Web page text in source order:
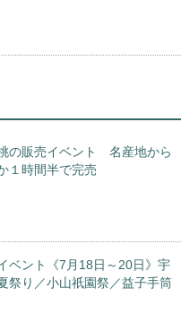
の販売イベント 名産地から
１時間半で完売
ベント《7月18日～20日》宇
祭り／小山祇園祭／益子手筒